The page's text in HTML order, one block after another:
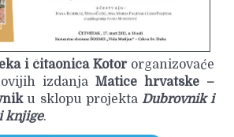
i čitaonica Kotor organizovaće
izdanja Matice hrvatske –
u sklopu projekta Dubrovnik i
knjige.